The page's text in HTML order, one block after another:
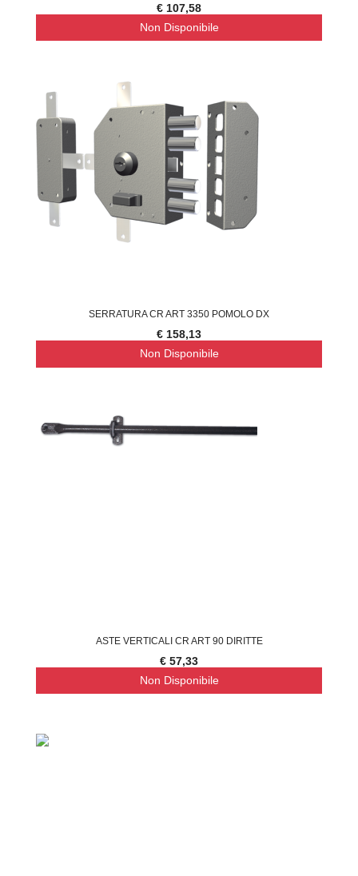
€ 107,58
Non Disponibile
SERRATURA CR ART 3350 POMOLO DX
€ 158,13
Non Disponibile
ASTE VERTICALI CR ART 90 DIRITTE
€ 57,33
Non Disponibile